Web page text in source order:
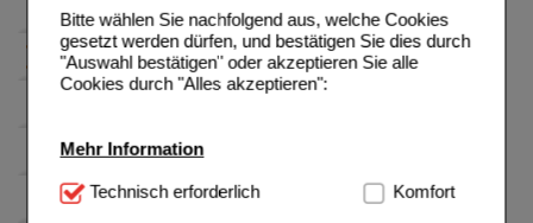
Bitte wählen Sie nachfolgend aus, welche Cookies
gesetzt werden dürfen, und bestätigen Sie dies durch
"Auswahl bestätigen" oder akzeptieren Sie alle
Cookies durch "Alles akzeptieren":
Mehr Information
Technisch Notwendig:Hierbei handelt es sich um
Technisch erforderlich Komfort